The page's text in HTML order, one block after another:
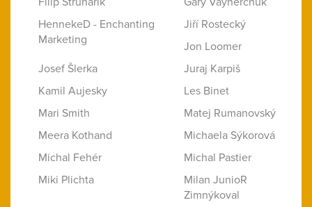
HennekeD - Enchanting
Marketing
Jiří Rostecký
Jon Loomer
Josef Šlerka
Juraj Karpiš
Kamil Aujesky
Les Binet
Mari Smith
Matej Rumanovský
Meera Kothand
Michaela Sýkorová
Michal Fehér
Michal Pastier
Miki Plichta
Milan JunioR
Zimnýkoval